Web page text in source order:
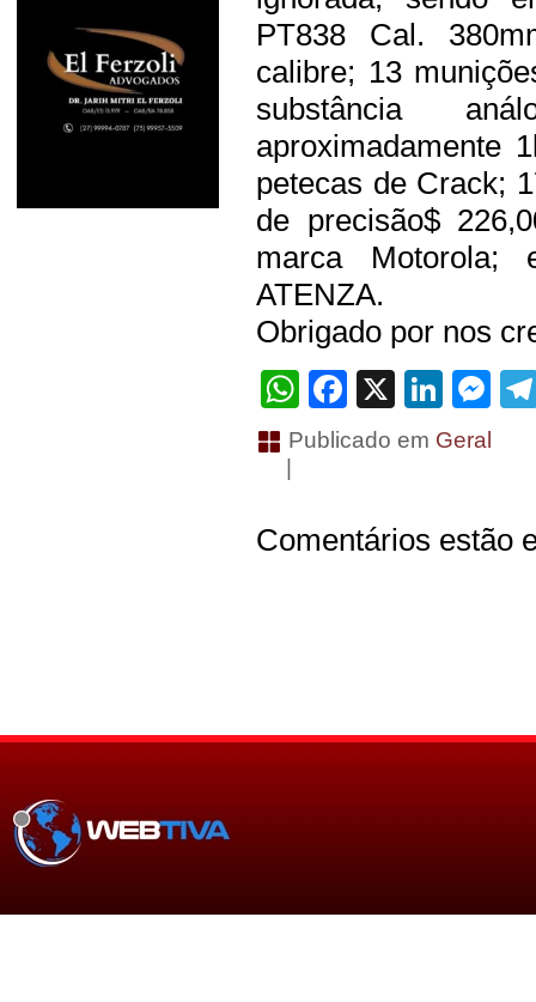
PT838 Cal.
calibre; 13
substância
aproximadamente
petecas de Crack;
de precisão$
marca Motorola;
ATENZA.
Obrigado por nos
WhatsApp
Facebook
X
Publicado em Geral
Comentários estão